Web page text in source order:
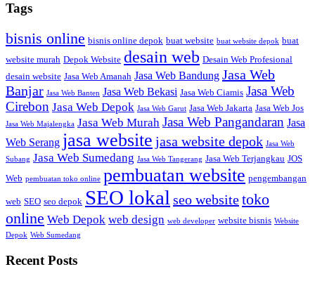
Tags
bisnis online bisnis online depok buat website buat website depok buat
website murah Depok Website desain web Desain Web Profesional
desain website Jasa Web Amanah Jasa Web Bandung Jasa Web
Banjar Jasa Web Banten Jasa Web Bekasi Jasa Web Ciamis Jasa Web
Cirebon Jasa Web Depok Jasa Web Garut Jasa Web Jakarta Jasa Web Jos
Jasa Web Majalengka Jasa Web Murah Jasa Web Pangandaran Jasa
Web Serang jasa website jasa website depok Jasa Web
Subang Jasa Web Sumedang Jasa Web Tangerang Jasa Web Terjangkau JOS
Web pembuatan toko online pembuatan website pengembangan
web SEO seo depok SEO lokal seo websitetoko
online Web Depok web design web developer website bisnis Website
Depok Web Sumedang
Recent Posts